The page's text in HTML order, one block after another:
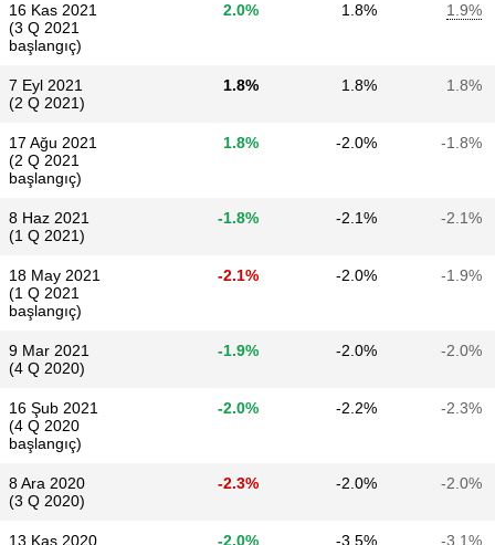
16 Kas 2021
(3 Q 2021
başlangıç)
2.0% 1.8% 1.9%
7 Eyl 2021
(2 Q 2021)
1.8% 1.8% 1.8%
17 Ağu 2021
(2 Q 2021
başlangıç)
1.8% -2.0% -1.8%
8 Haz 2021
(1 Q 2021)
-1.8% -2.1% -2.1%
18 May 2021
(1 Q 2021
başlangıç)
-2.1% -2.0% -1.9%
9 Mar 2021
(4 Q 2020)
-1.9% -2.0% -2.0%
16 Şub 2021
(4 Q 2020
başlangıç)
-2.0% -2.2% -2.3%
8 Ara 2020
(3 Q 2020)
-2.3% -2.0% -2.0%
13 Kas 2020
-2.0% -3.5% -3.1%